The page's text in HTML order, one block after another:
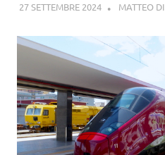
27 SETTEMBRE 2024 MATTEO